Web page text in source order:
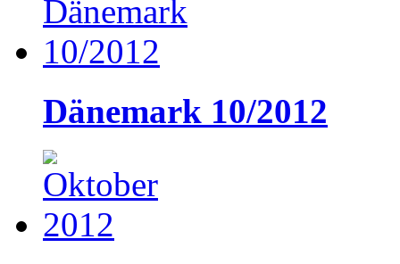
Dänemark 10/2012